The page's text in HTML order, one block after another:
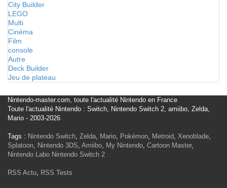
City Builder
LEGO
Multi
Cinéma
Film
console
Autre
Deck Builder
Jeu de plateau
Nintendo-master.com, toute l'actualité Nintendo en France
Toute l'actualité Nintendo : Switch, Nintendo Switch 2, amiibo, Zelda,
Mario - 2003-2026
Tags : Nintendo Switch, Zelda, Mario, Pokémon, Metroid, Xenoblade,
Splatoon, Nintendo 3DS, Amiibo, My Nintendo, Cartoon Master,
Nintendo Labo Nintendo Switch 2
RSS Actu, RSS Tests